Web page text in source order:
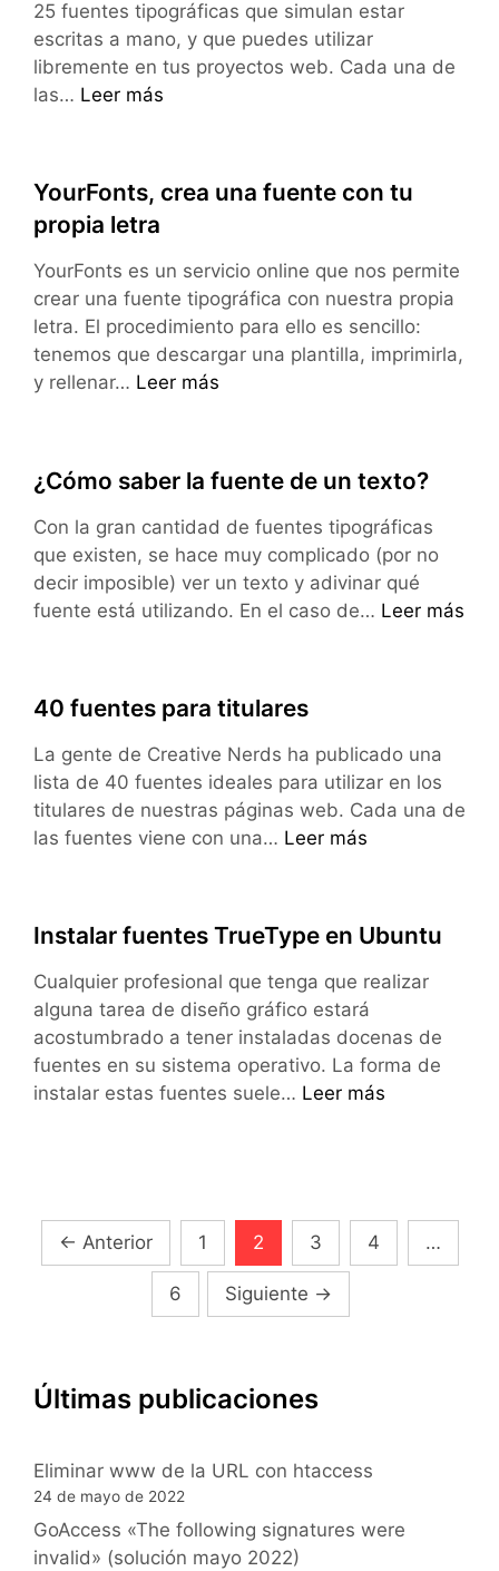
25 fuentes tipográficas que simulan estar
escritas a mano, y que puedes utilizar
libremente en tus proyectos web. Cada una de
las… 25
Leer más
YourFonts, crea una fuente con tu
propia letra
YourFonts es un servicio online que nos permite
crear una fuente tipográfica con nuestra propia
letra. El procedimiento para ello es sencillo:
tenemos que descargar una plantilla, imprimirla,
y rellenar… YourFonts,
con
tu
propia
letra
Leer más
¿Cómo saber la fuente de un texto?
Con la gran cantidad de fuentes tipográficas
que existen, se hace muy complicado (por no
decir imposible) ver un texto y adivinar qué
fuente está utilizando. En el caso de… ¿Cómo
un
texto?
Leer más
40 fuentes para titulares
La gente de Creative Nerds ha publicado una
lista de 40 fuentes ideales para utilizar en los
titulares de nuestras páginas web. Cada una de
las fuentes viene con una… 40
Leer más
Instalar fuentes TrueType en Ubuntu
Cualquier profesional que tenga que realizar
alguna tarea de diseño gráfico estará
acostumbrado a tener instaladas docenas de
fuentes en su sistema operativo. La forma de
instalar estas fuentes suele… Instalar
Leer más
Navegación
← Anterior 1 2 3 4 …
6 Siguiente →
Últimas publicaciones
Eliminar www de la URL con htaccess
24 de mayo de 2022
GoAccess «The following signatures were
invalid» (solución mayo 2022)